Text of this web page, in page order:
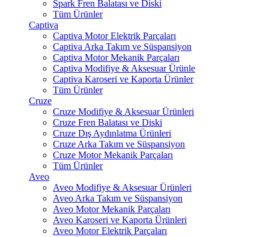
Spark Fren Balatası ve Diski
Tüm Ürünler
Captiva
Captiva Motor Elektrik Parçaları
Captiva Arka Takım ve Süspansiyon
Captiva Motor Mekanik Parçaları
Captiva Modifiye & Aksesuar Ürünle
Captiva Karoseri ve Kaporta Ürünler
Tüm Ürünler
Cruze
Cruze Modifiye & Aksesuar Ürünleri
Cruze Fren Balatası ve Diski
Cruze Dış Aydınlatma Ürünleri
Cruze Arka Takım ve Süspansiyon
Cruze Motor Mekanik Parçaları
Tüm Ürünler
Aveo
Aveo Modifiye & Aksesuar Ürünleri
Aveo Arka Takım ve Süspansiyon
Aveo Motor Mekanik Parçaları
Aveo Karoseri ve Kaporta Ürünleri
Aveo Motor Elektrik Parçaları